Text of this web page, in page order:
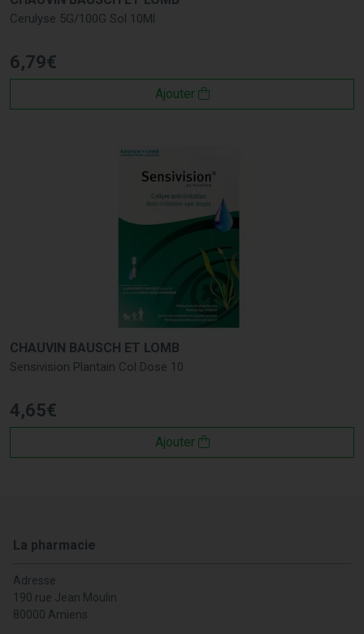
Cerulyse 5G/100G Sol 10Ml
6,79€
Ajouter
CHAUVIN BAUSCH ET LOMB
Sensivision Plantain Col Dose 10
4,65€
Ajouter
La pharmacie
Adresse
190 rue Jean Moulin
80000 Amiens